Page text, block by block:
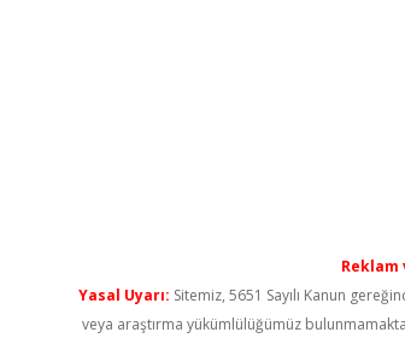
Reklam
Yasal Uyarı: Sitemiz, 5651 Sayılı Kanun
veya araştırma yükümlülüğümüz